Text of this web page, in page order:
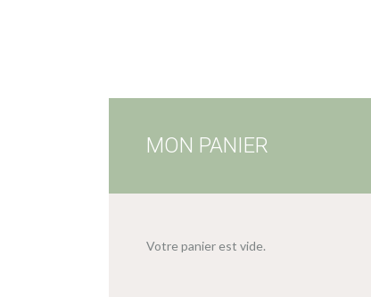
MON PANIER
Votre panier est vide.